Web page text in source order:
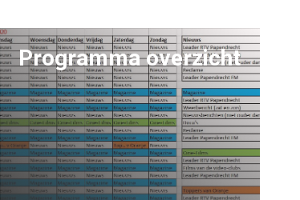
Programma overzicht